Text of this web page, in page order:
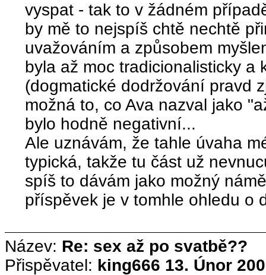
vyspat - tak to v žádném
by mě to nejspíš chtě nechtě
uvažováním a způsobem
byla až moc tradicionalisticky a
(dogmatické dodržování pravd
možná to, co Ava nazval jako
bylo hodně negativní...
Ale uznávám, že tahle úvaha
typická, takže tu část už
spíš to dávám jako možný
příspěvek je v tomhle ohledu o
Název: Re: sex až po svatbě??
Přispěvatel: king666 13. Únor